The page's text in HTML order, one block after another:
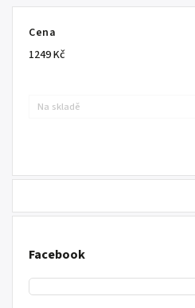
Cena
1249Kč
Na skladě
Facebook